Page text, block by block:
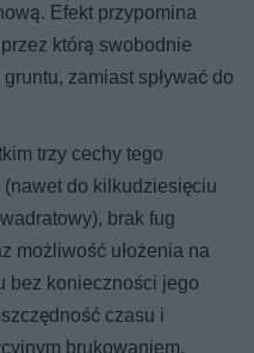
Efekt przypomina
którą swobodnie
zamiast spływać do
trzy cechy tego
do kilkudziesięciu
brak fug
możliwość ułożenia na
bez konieczności jego
czasu i
brukowaniem.